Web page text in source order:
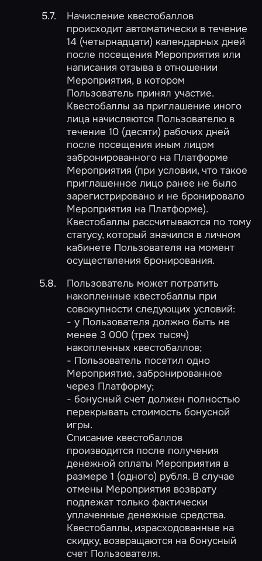
Начисление квестобаллов
происходит автоматически в течение
14 (четырнадцати) календарных дней
после посещения Мероприятия или
написания отзыва в отношении
Мероприятия, в котором
Пользователь принял участие.
Квестобаллы за приглашение иного
лица начисляются Пользователю в
течение 10 (десяти) рабочих дней
после посещения иным лицом
забронированного на Платформе
Мероприятия (при условии, что такое
приглашенное лицо ранее не было
зарегистрировано и не бронировало
Мероприятия на Платформе).
Квестобаллы рассчитываются по тому
статусу, который значился в личном
кабинете Пользователя на момент
осуществления бронирования.
Пользователь может потратить
накопленные квестобаллы при
совокупности следующих условий:
- у Пользователя должно быть не
менее 3 000 (трех тысяч)
накопленных квестобаллов;
- Пользователь посетил одно
Мероприятие, забронированное
через Платформу;
- бонусный счет должен полностью
перекрывать стоимость бонусной
игры.
Списание квестобаллов
производится после получения
денежной оплаты Мероприятия в
размере 1 (одного) рубля. В случае
отмены Мероприятия возврату
подлежат только фактически
уплаченные денежные средства.
Квестобаллы, израсходованные на
скидку, возвращаются на бонусный
счет Пользователя.